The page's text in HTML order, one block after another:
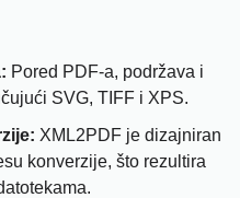
Pored PDF-a, podržava i
SVG, TIFF i XPS.
XML2PDF je dizajniran
konverzije, što rezultira